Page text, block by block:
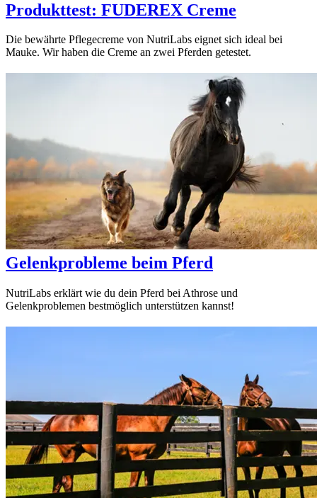
Produkttest: FUDEREX Creme
Die bewährte Pflegecreme von NutriLabs eignet sich ideal bei
Mauke. Wir haben die Creme an zwei Pferden getestet.
Gelenkprobleme beim Pferd
NutriLabs erklärt wie du dein Pferd bei Athrose und
Gelenkproblemen bestmöglich unterstützen kannst!